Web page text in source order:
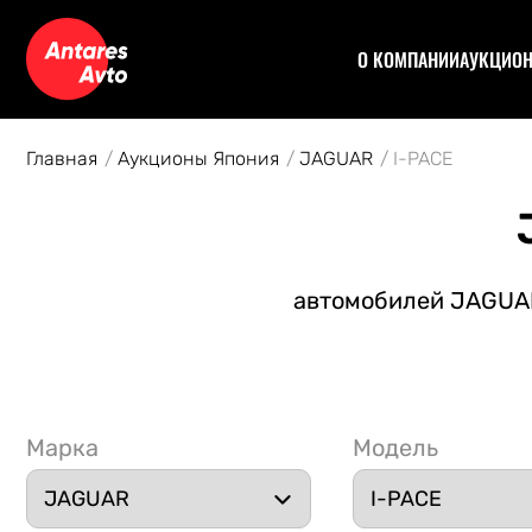
О КОМПАНИИ
Главная Аукционы Япония JAGUAR I-PACE
автомобилей
Марка Модель